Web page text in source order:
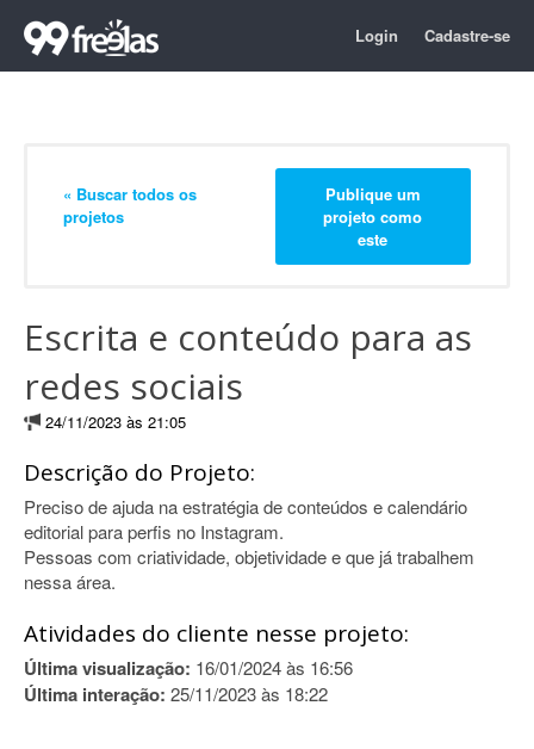
Login Cadastre-se
« Buscar todos os
projetos
Publique um
projeto como
este
Escrita e conteúdo para as
redes sociais
24/11/2023 às 21:05
Descrição do Projeto:
Preciso de ajuda na estratégia de conteúdos e calendário
editorial para perfis no Instagram.
Pessoas com criatividade, objetividade e que já trabalhem
nessa área.
Atividades do cliente nesse projeto:
Última visualização: 16/01/2024 às 16:56
Última interação: 25/11/2023 às 18:22